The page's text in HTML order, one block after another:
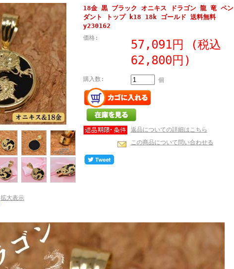
拡大表示
18金 黒 ブラック オニキス ドラゴン 龍 竜 ペン
ダント トップ k18 18k ゴールド 送料無料
y230162
価格: 57,091円
(税込
62,800円)
購入数: 個
返品についての詳細はこちら
この商品について問い合わせる